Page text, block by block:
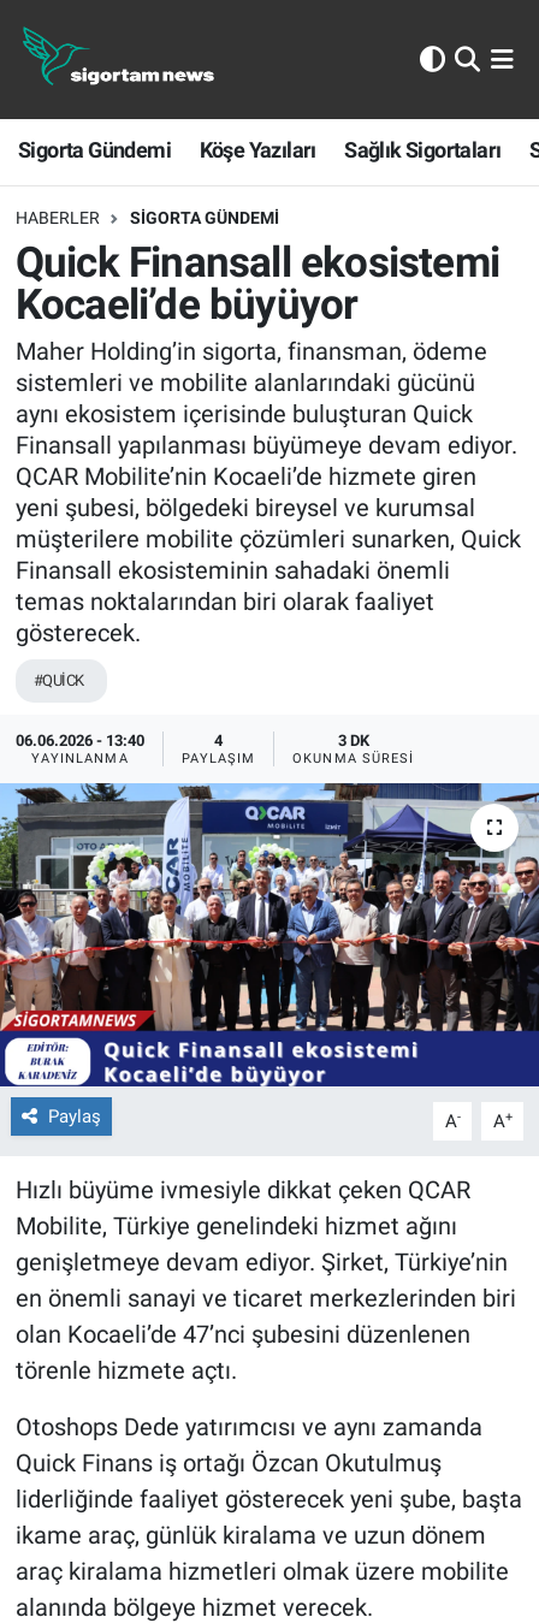
Sigorta Gündemi Köşe Yazıları Sağlık Sigortaları
HABERLER SIGORTA GÜNDEMI
Quick Finansall ekosistemi
Kocaeli’de büyüyor
Maher Holding’in sigorta, finansman, ödeme
sistemleri ve mobilite alanlarındaki gücünü
aynı ekosistem içerisinde buluşturan Quick
Finansall yapılanması büyümeye devam ediyor.
QCAR Mobilite’nin Kocaeli’de hizmete giren
yeni şubesi, bölgedeki bireysel ve kurumsal
müşterilere mobilite çözümleri sunarken, Quick
Finansall ekosisteminin sahadaki önemli
temas noktalarından biri olarak faaliyet
gösterecek.
#QUİCK
06.06.2026 - 13:40
YAYINLANMA
4
PAYLAŞIM
3 DK
OKUNMA SÜRESI
Paylaş A- A+
Hızlı büyüme ivmesiyle dikkat çeken QCAR
Mobilite, Türkiye genelindeki hizmet ağını
genişletmeye devam ediyor. Şirket, Türkiye’nin
en önemli sanayi ve ticaret merkezlerinden biri
olan Kocaeli’de 47’nci şubesini düzenlenen
törenle hizmete açtı.
Otoshops Dede yatırımcısı ve aynı zamanda
Quick Finans iş ortağı Özcan Okutulmuş
liderliğinde faaliyet gösterecek yeni şube, başta
ikame araç, günlük kiralama ve uzun dönem
araç kiralama hizmetleri olmak üzere mobilite
alanında bölgeye hizmet verecek.
Sigorta Gündemi
Köşe Yazıları
Sağlık Sigortaları
Sporun Sigortası
Ekonomi